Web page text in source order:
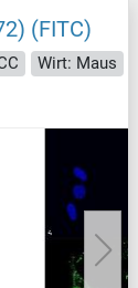
(FITC)
Wirt: Maus